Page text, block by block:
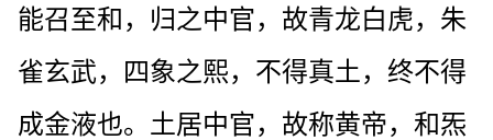
能召至和，归之中官，故青龙白虎，朱
雀玄武，四象之熙，不得真土，终不得
成金液也。土居中官，故称黄帝，和炁